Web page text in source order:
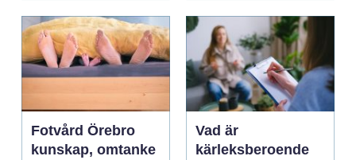
Fotvård Örebro
kunskap, omtanke
Vad är
kärleksberoende